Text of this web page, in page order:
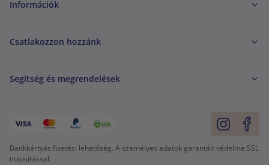
Információk
Csatlakozzon hozzánk
Segítség és megrendelések
Bankkártyás fizetési lehetőség. A személyes adatok garantált védelme SSL
titkosítással.